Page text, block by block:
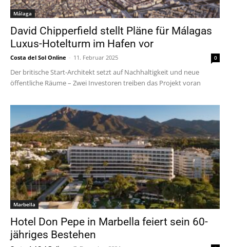
Málaga
David Chipperfield stellt Pläne für Málagas
Luxus-Hotelturm im Hafen vor
Costa del Sol Online - 11. Februar 2025 0
Der britische Start-Architekt setzt auf Nachhaltigkeit und neue
öffentliche Räume – Zwei Investoren treiben das Projekt voran
Marbella
Hotel Don Pepe in Marbella feiert sein 60-
jähriges Bestehen